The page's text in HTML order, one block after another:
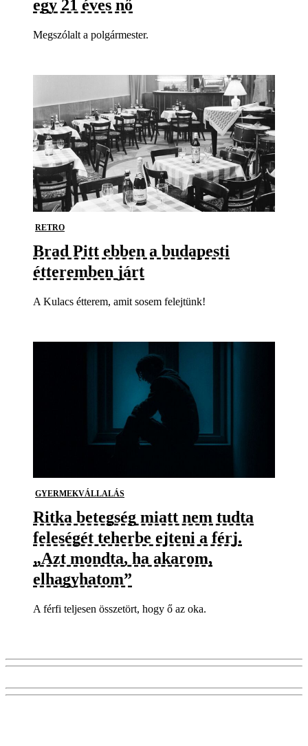
egy 21 éves nő
Megszólalt a polgármester.
RETRO
Brad Pitt ebben a budapesti
étteremben járt
A Kulacs étterem, amit sosem felejtünk!
GYERMEKVÁLLALÁS
Ritka betegség miatt nem tudta
feleségét teherbe ejteni a férj.
„Azt mondta, ha akarom,
elhagyhatom”
A férfi teljesen összetört, hogy ő az oka.